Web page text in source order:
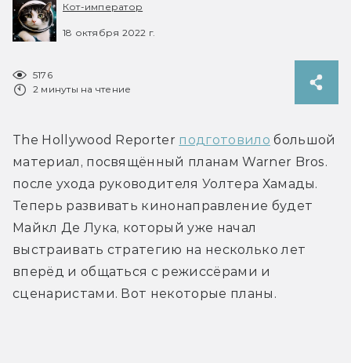
Кот-император
18 октября 2022 г.
5176
2 минуты на чтение
The Hollywood Reporter подготовило большой
материал, посвящённый планам Warner Bros.
после ухода руководителя Уолтера Хамады.
Теперь развивать кинонаправление будет
Майкл Де Лука, который уже начал
выстраивать стратегию на несколько лет
вперёд и общаться с режиссёрами и
сценаристами. Вот некоторые планы.